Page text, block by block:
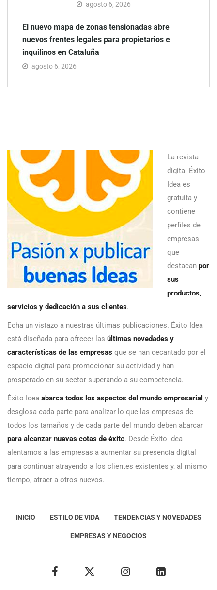
agosto 6, 2026
El nuevo mapa de zonas tensionadas abre
nuevos frentes legales para propietarios e
inquilinos en Cataluña
agosto 6, 2026
La revista
digital Éxito
Idea es
gratuita y
contiene
perfiles de
empresas
que
destacan por
sus
productos,
servicios y dedicación a sus clientes.
Echa un vistazo a nuestras últimas publicaciones. Éxito Idea
está diseñada para ofrecer las últimas novedades y
características de las empresas que se han decantado por el
espacio digital para promocionar su actividad y han
prosperado en su sector superando a su competencia.
Éxito Idea abarca todos los aspectos del mundo empresarial y
desglosa cada parte para analizar lo que las empresas de
todos los tamaños y de cada parte del mundo deben abarcar
para alcanzar nuevas cotas de éxito. Desde Éxito Idea
alentamos a las empresas a aumentar su presencia digital
para continuar atrayendo a los clientes existentes y, al mismo
tiempo, atraer a otros nuevos.
INICIO ESTILO DE VIDA TENDENCIAS Y NOVEDADES
EMPRESAS Y NEGOCIOS